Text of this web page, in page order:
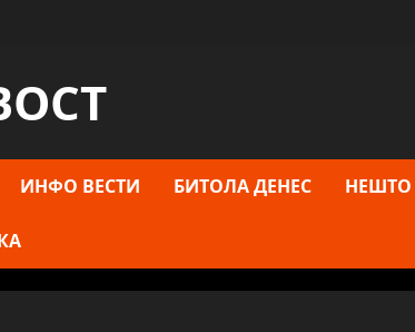
ИНФО ВЕСТИ БИТОЛА ДЕНЕС